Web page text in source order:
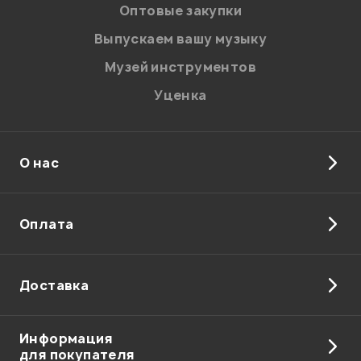
Ваша оценка:
Впечатления о товаре:
персональных данных.
Оптовые закупки
Выпускаем вашу музыку
Музей инструментов
Уценка
О нас
Оплата
Доставка
Информация
для покупателя